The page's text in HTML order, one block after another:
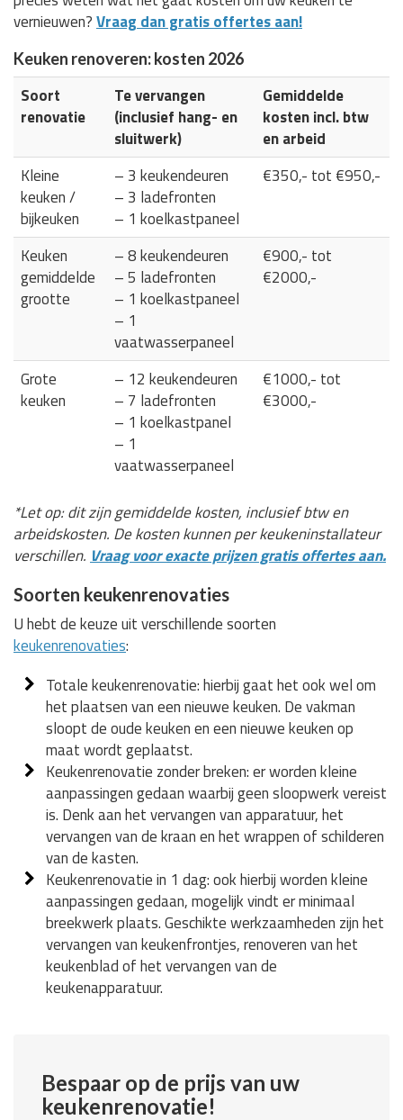
vernieuwen?Vraag dan gratis offertes aan!
Keuken renoveren: kosten 2026
Soort
renovatie
Te vervangen
(inclusief hang- en
sluitwerk)
Gemiddelde
kosten incl. btw
en arbeid
Kleine
keuken /
bijkeuken
– 3 keukendeuren
– 3 ladefronten
– 1 koelkastpaneel
€350,- tot €950,-
Keuken
gemiddelde
grootte
– 8 keukendeuren
– 5 ladefronten
– 1 koelkastpaneel
– 1
vaatwasserpaneel
€900,- tot
€2000,-
Grote
keuken
– 12 keukendeuren
– 7 ladefronten
– 1 koelkastpanel
– 1
vaatwasserpaneel
€1000,- tot
€3000,-
*Let op: dit zijn gemiddelde kosten, inclusief btw en
arbeidskosten. De kosten kunnen per keukeninstallateur
verschillen. Vraag voor exacte prijzen gratis offertes aan.
Soorten keukenrenovaties
U hebt de keuze uit verschillende soorten
keukenrenovaties:
Totale keukenrenovatie: hierbij gaat het ook wel om
het plaatsen van een nieuwe keuken. De vakman
sloopt de oude keuken en een nieuwe keuken op
maat wordt geplaatst.
Keukenrenovatie zonder breken: er worden kleine
aanpassingen gedaan waarbij geen sloopwerk vereist
is. Denk aan het vervangen van apparatuur, het
vervangen van de kraan en het wrappen of schilderen
van de kasten.
Keukenrenovatie in 1 dag: ook hierbij worden kleine
aanpassingen gedaan, mogelijk vindt er minimaal
breekwerk plaats. Geschikte werkzaamheden zijn het
vervangen van keukenfrontjes, renoveren van het
keukenblad of het vervangen van de
keukenapparatuur.
Bespaar op de prijs van uw
keukenrenovatie!